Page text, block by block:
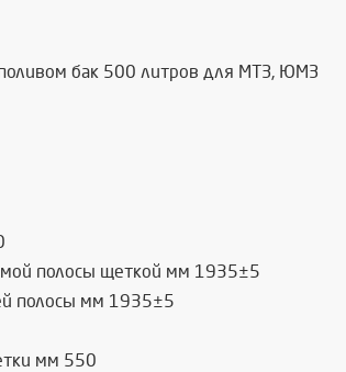
бак 500 литров для МТЗ, ЮМЗ
полосы щеткой мм 1935±5
полосы мм 1935±5
мм 550